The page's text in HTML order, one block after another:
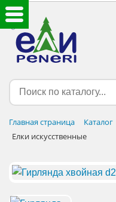
Главная страница Каталог
Елки искусственные
ЕЛКИ
ЕЛОЧНЫЕ
НОВОГОДНИЙ ДЕКОР
ДОСТАВКА В